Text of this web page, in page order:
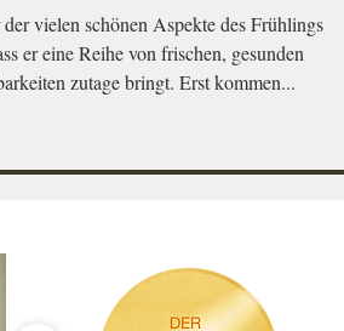
vielen schönen Aspekte des Frühlings
er eine Reihe von frischen, gesunden
zutage bringt. Erst kommen...